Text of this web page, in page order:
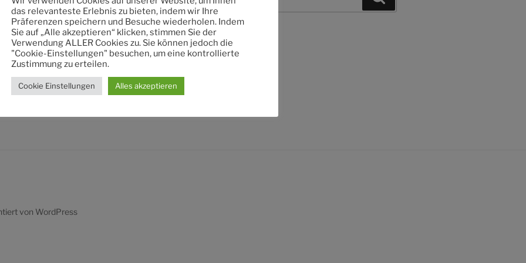
nach:
von WordPress
das relevanteste Erlebnis zu bieten, indem wir Ihre
Präferenzen speichern und Besuche wiederholen. Indem
Sie auf „Alle akzeptieren“ klicken, stimmen Sie der
Verwendung ALLER Cookies zu. Sie können jedoch die
"Cookie-Einstellungen" besuchen, um eine kontrollierte
Zustimmung zu erteilen.
Cookie Einstellungen Alles akzeptieren